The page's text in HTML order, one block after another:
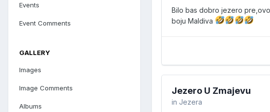
Events
Event Comments
GALLERY
Images
Image Comments
Albums
Bilo bas dobro jezero
boju Maldiva
Jezero U Zmajevu
in Jezera